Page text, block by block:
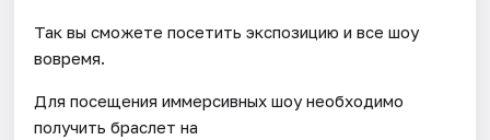
Так вы сможете посетить экспозицию и все шоу
вовремя.
Для посещения иммерсивных шоу необходимо
получить браслет на